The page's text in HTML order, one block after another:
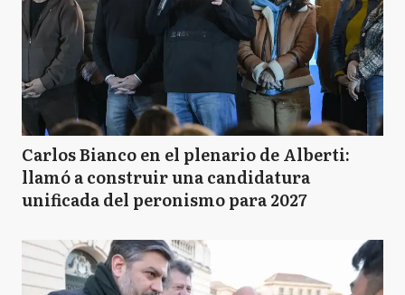
Carlos Bianco en el plenario de Alberti:
llamó a construir una candidatura
unificada del peronismo para 2027